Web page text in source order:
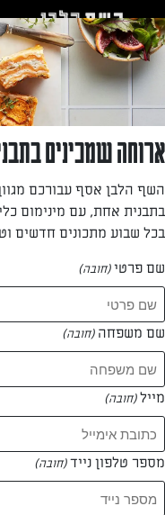
לאזור
תוכן
תחתון
שרי
—
המתכונים של
1 מתכונים
ארוחה שמכינים
השף הלבן אסף עבורכם
בתבנית אחת, עם מינימום
בכל שבוע מתכונים חדשים
שם פרטי(חובה)
שם משפחה (חובה)
מייל(חובה)
מספר טלפון נייד(חובה)